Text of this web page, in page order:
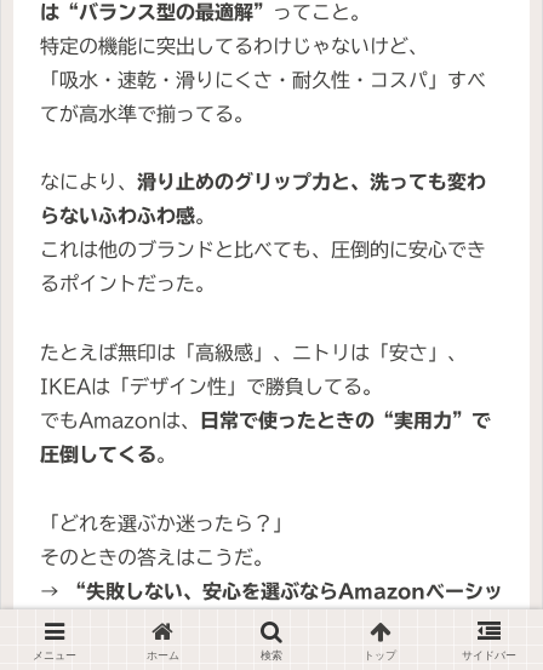
は“バランス型の最適解”
ってこと。
特定の機能に突出してるわけじゃないけど、
「吸水・速乾・滑りにくさ・耐久性・コスパ」すべ
てが高水準で揃ってる。
なにより、 滑り止めのグリップ力と、洗っても変わ
らないふわふわ感。
これは他のブランドと比べても、圧倒的に安心でき
るポイントだった。
たとえば無印は「高級感」、ニトリは「安さ」、
IKEAは「デザイン性」で勝負してる。
でもAmazonは、
日常で使ったときの“実用力”で
圧倒してくる。
「どれを選ぶか迷ったら？」
そのときの答えはこうだ。
→
“失敗しない、安心を選ぶならAmazonベーシッ
ク”
それくらい安定感がある一枚だった。
メニュー ホーム 検索 トップ サイドバー